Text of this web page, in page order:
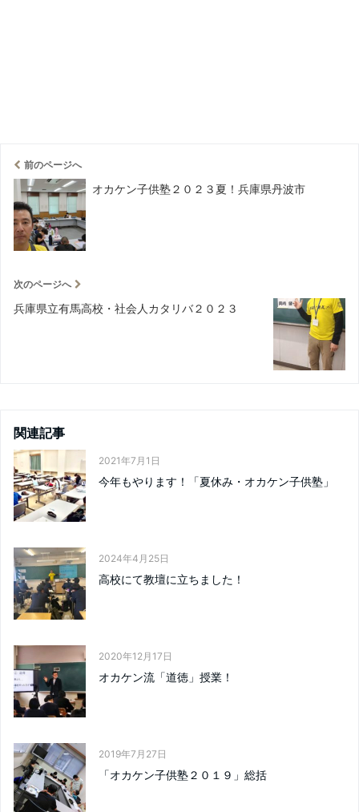
前のページへ
オカケン子供塾２０２３夏！兵庫県丹波市
次のページへ
兵庫県立有馬高校・社会人カタリバ２０２３
関連記事
2021年7月1日
今年もやります！「夏休み・オカケン子供塾」
2024年4月25日
高校にて教壇に立ちました！
2020年12月17日
オカケン流「道徳」授業！
2019年7月27日
「オカケン子供塾２０１９」総括